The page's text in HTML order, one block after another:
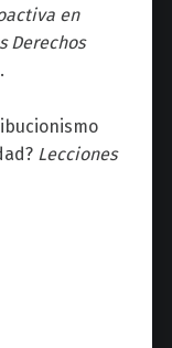
en
Derechos
Lecciones